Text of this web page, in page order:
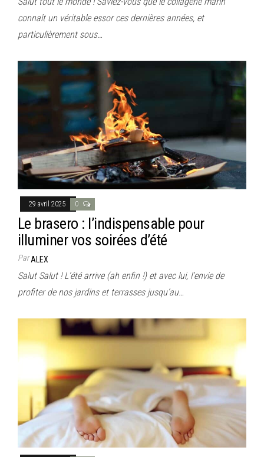
connaît un véritable essor ces dernières années, et
particulièrement sous…
29 avril 2025 0
Le brasero : l’indispensable pour
illuminer vos soirées d’été
ParALEX
Salut Salut ! L’été arrive (ah enfin !) et avec lui, l’envie de
profiter de nos jardins et terrasses jusqu’au…